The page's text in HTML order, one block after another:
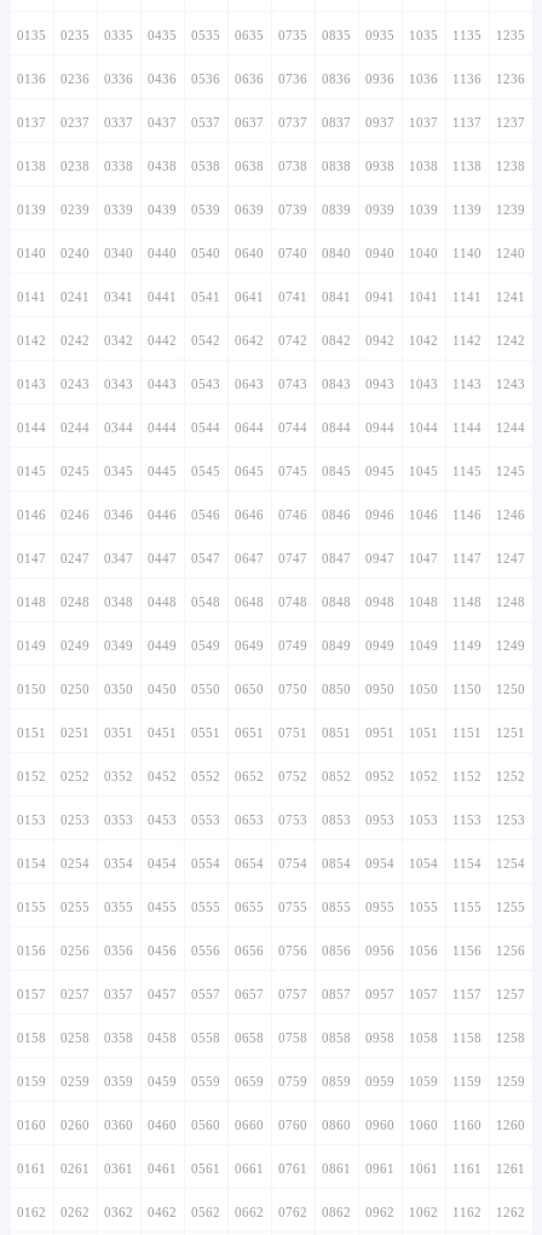
0135 0235 0335 0435 0535 0635 0735 0835 0935 1035 1135 1235
0136 0236 0336 0436 0536 0636 0736 0836 0936 1036 1136 1236
0137 0237 0337 0437 0537 0637 0737 0837 0937 1037 1137 1237
0138 0238 0338 0438 0538 0638 0738 0838 0938 1038 1138 1238
0139 0239 0339 0439 0539 0639 0739 0839 0939 1039 1139 1239
0140 0240 0340 0440 0540 0640 0740 0840 0940 1040 1140 1240
0141 0241 0341 0441 0541 0641 0741 0841 0941 1041 1141 1241
0142 0242 0342 0442 0542 0642 0742 0842 0942 1042 1142 1242
0143 0243 0343 0443 0543 0643 0743 0843 0943 1043 1143 1243
0144 0244 0344 0444 0544 0644 0744 0844 0944 1044 1144 1244
0145 0245 0345 0445 0545 0645 0745 0845 0945 1045 1145 1245
0146 0246 0346 0446 0546 0646 0746 0846 0946 1046 1146 1246
0147 0247 0347 0447 0547 0647 0747 0847 0947 1047 1147 1247
0148 0248 0348 0448 0548 0648 0748 0848 0948 1048 1148 1248
0149 0249 0349 0449 0549 0649 0749 0849 0949 1049 1149 1249
0150 0250 0350 0450 0550 0650 0750 0850 0950 1050 1150 1250
0151 0251 0351 0451 0551 0651 0751 0851 0951 1051 1151 1251
0152 0252 0352 0452 0552 0652 0752 0852 0952 1052 1152 1252
0153 0253 0353 0453 0553 0653 0753 0853 0953 1053 1153 1253
0154 0254 0354 0454 0554 0654 0754 0854 0954 1054 1154 1254
0155 0255 0355 0455 0555 0655 0755 0855 0955 1055 1155 1255
0156 0256 0356 0456 0556 0656 0756 0856 0956 1056 1156 1256
0157 0257 0357 0457 0557 0657 0757 0857 0957 1057 1157 1257
0158 0258 0358 0458 0558 0658 0758 0858 0958 1058 1158 1258
0159 0259 0359 0459 0559 0659 0759 0859 0959 1059 1159 1259
0160 0260 0360 0460 0560 0660 0760 0860 0960 1060 1160 1260
0161 0261 0361 0461 0561 0661 0761 0861 0961 1061 1161 1261
0162 0262 0362 0462 0562 0662 0762 0862 0962 1062 1162 1262